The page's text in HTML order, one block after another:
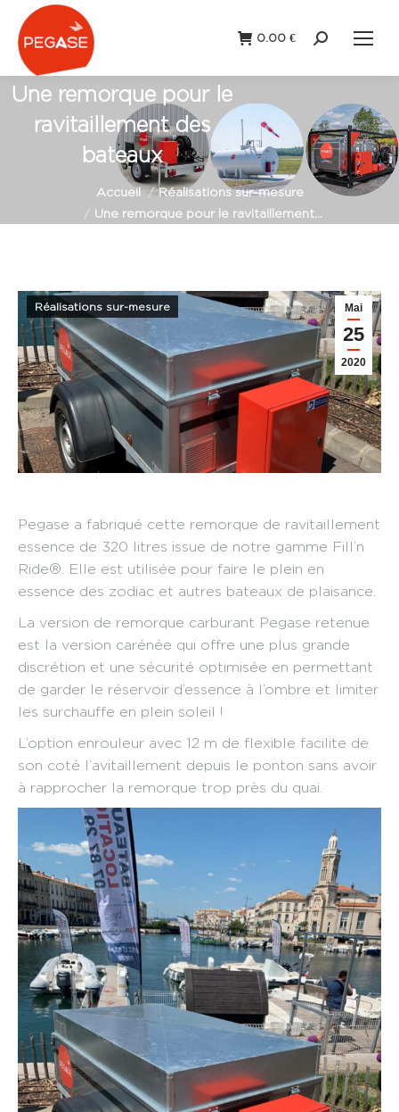
0.00 €
Recherche
Une remorque pour le
ravitaillement des
bateaux
Accueil
Réalisations sur-mesure
Une remorque pour le ravitaillement…
Mai
25
2020
Réalisations sur-mesure
Pegase a fabriqué cette remorque de ravitaillement
essence de 320 litres issue de notre gamme Fill’n
Ride®. Elle est utilisée pour faire le plein en
essence des zodiac et autres bateaux de plaisance.
La version de remorque carburant Pegase retenue
est la version carénée qui offre une plus grande
discrétion et une sécurité optimisée en permettant
de garder le réservoir d’essence à l’ombre et limiter
les surchauffe en plein soleil !
L’option enrouleur avec 12 m de flexible facilite de
son coté l’avitaillement depuis le ponton sans avoir
à rapprocher la remorque trop près du quai.